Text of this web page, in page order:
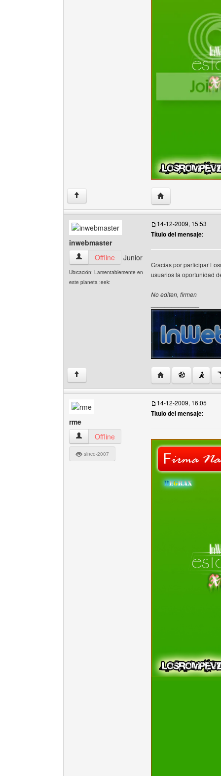
↑ Visitar sitio web del
inwebmaster
inwebmaster Ver perfil del usuario
Offline Junior
Ubicación: Lamentablemente en
este planeta :eek:
14-12-2009, 15:53
Título del mensaje:
Gracias por participar
usuarios la oportunidad
No editen, firmen
↑ Visitar sitio web del
rme
rme Ver perfil del usuario
Offline
since-2007
14-12-2009, 16:05
Título del mensaje: